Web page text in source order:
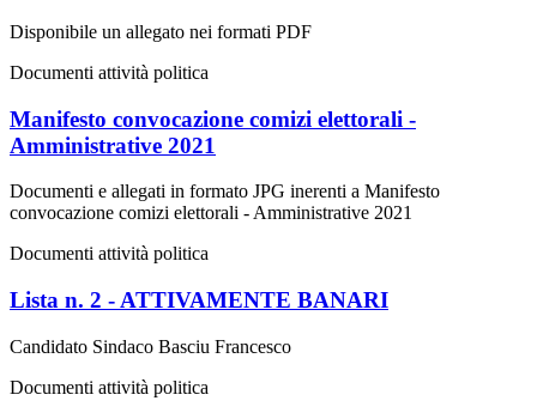
Disponibile un allegato nei formati PDF
Documenti attività politica
Manifesto convocazione comizi elettorali -
Amministrative 2021
Documenti e allegati in formato JPG inerenti a Manifesto
convocazione comizi elettorali - Amministrative 2021
Documenti attività politica
Lista n. 2 - ATTIVAMENTE BANARI
Candidato Sindaco Basciu Francesco
Documenti attività politica